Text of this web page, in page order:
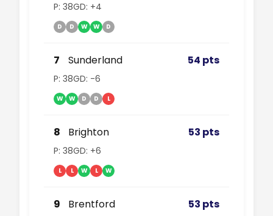
P: 38GD: +4
D D W W D
7 Sunderland 54 pts
P: 38GD: -6
W W D D L
8 Brighton 53 pts
P: 38GD: +6
L L W L W
9 Brentford 53 pts